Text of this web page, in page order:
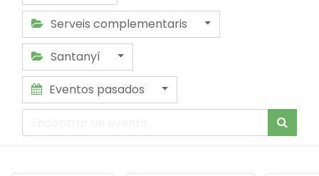
Serveis complementaris
Santanyí
Eventos pasados